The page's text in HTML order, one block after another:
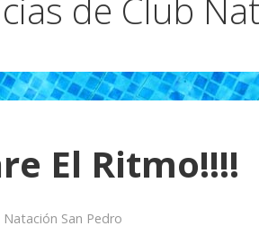
de Club
El Ritmo!!!!
Natación San Pedro